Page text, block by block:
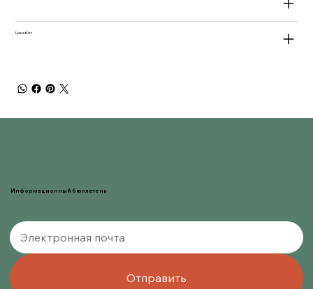
Цена €/кг
Информационный бюллетень
Отправить